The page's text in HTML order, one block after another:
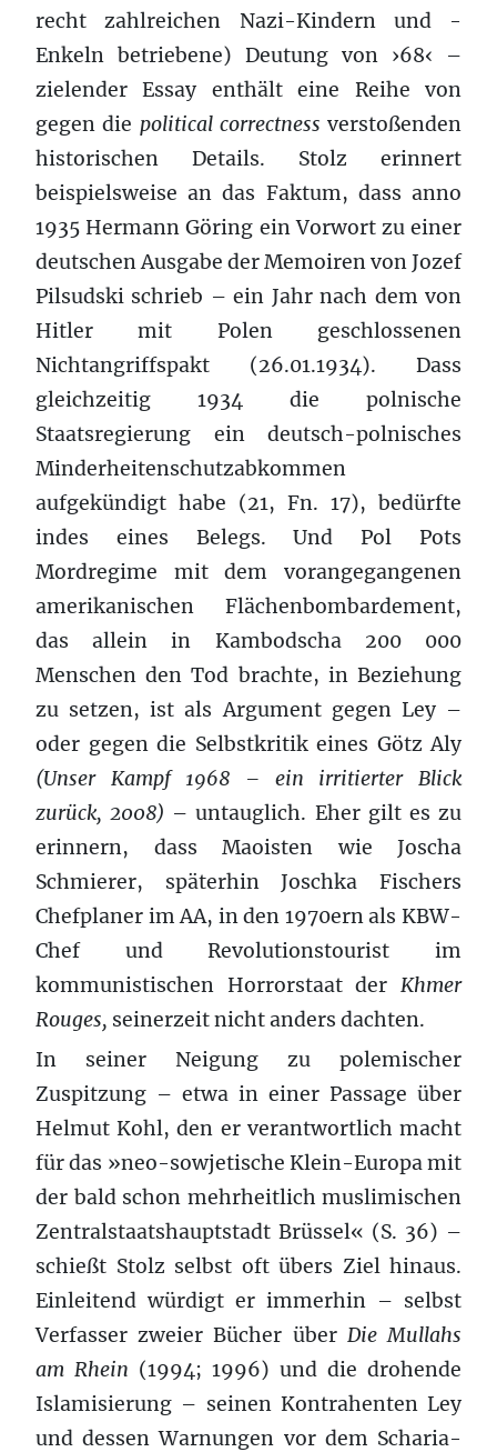
recht zahlreichen Nazi-Kindern und -
Enkeln betriebene) Deutung von ›68‹ –
zielender Essay enthält eine Reihe von
gegen die political correctness verstoßenden
historischen Details. Stolz erinnert
beispielsweise an das Faktum, dass anno
1935 Hermann Göring ein Vorwort zu einer
deutschen Ausgabe der Memoiren von Jozef
Pilsudski schrieb – ein Jahr nach dem von
Hitler mit Polen geschlossenen
Nichtangriffspakt (26.01.1934). Dass
gleichzeitig 1934 die polnische
Staatsregierung ein deutsch-polnisches
Minderheitenschutzabkommen
aufgekündigt habe (21, Fn. 17), bedürfte
indes eines Belegs. Und Pol Pots
Mordregime mit dem vorangegangenen
amerikanischen Flächenbombardement,
das allein in Kambodscha 200 000
Menschen den Tod brachte, in Beziehung
zu setzen, ist als Argument gegen Ley –
oder gegen die Selbstkritik eines Götz Aly
(Unser Kampf 1968 – ein irritierter Blick
zurück, 2008) – untauglich. Eher gilt es zu
erinnern, dass Maoisten wie Joscha
Schmierer, späterhin Joschka Fischers
Chefplaner im AA, in den 1970ern als KBW-
Chef und Revolutionstourist im
kommunistischen Horrorstaat der Khmer
Rouges, seinerzeit nicht anders dachten.
In seiner Neigung zu polemischer
Zuspitzung – etwa in einer Passage über
Helmut Kohl, den er verantwortlich macht
für das »neo-sowjetische Klein-Europa mit
der bald schon mehrheitlich muslimischen
Zentralstaatshauptstadt Brüssel« (S. 36) –
schießt Stolz selbst oft übers Ziel hinaus.
Einleitend würdigt er immerhin – selbst
Verfasser zweier Bücher über Die Mullahs
am Rhein (1994; 1996) und die drohende
Islamisierung – seinen Kontrahenten Ley
und dessen Warnungen vor dem Scharia-